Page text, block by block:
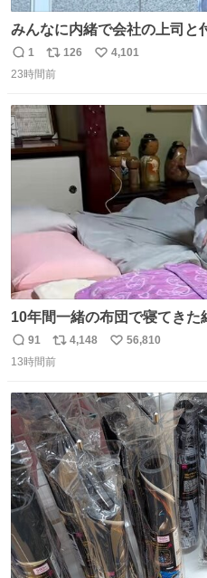
みんなに内緒で会社の上司と
返
信
1
リ
ポ
ト
数
126
い
数
4,101
23時間前
10年間一緒の布団で寝てき
返
信
91
リ
ポ
ト
数
4,148
い
数
56,810
13時間前